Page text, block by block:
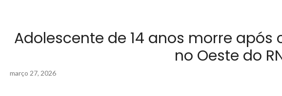
Adolescente de 14 anos morre
no Oeste do
março 27, 2026